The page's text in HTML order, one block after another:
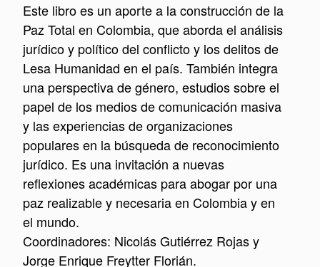
Este libro es un aporte a la construcción de la
Paz Total en Colombia, que aborda el análisis
jurídico y político del conflicto y los delitos de
Lesa Humanidad en el país. También integra
una perspectiva de género, estudios sobre el
papel de los medios de comunicación masiva
y las experiencias de organizaciones
populares en la búsqueda de reconocimiento
jurídico. Es una invitación a nuevas
reflexiones académicas para abogar por una
paz realizable y necesaria en Colombia y en
el mundo.
Coordinadores: Nicolás Gutiérrez Rojas y
Jorge Enrique Freytter Florián.